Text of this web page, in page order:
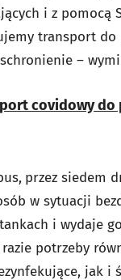
i z pomocą
transport do
–
covidowy do
przez siedem
w sytuacji
i wydaje
potrzeby
jak i